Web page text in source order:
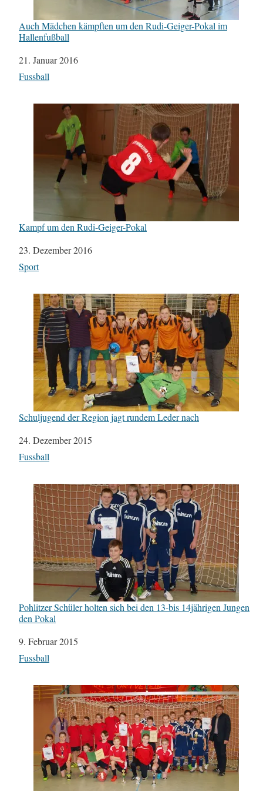
Auch Mädchen kämpften um den Rudi-Geiger-Pokal im
Hallenfußball
Datum
21. Januar 2016
In Bezug auf
Fussball
Kampf um den Rudi-Geiger-Pokal
Datum
23. Dezember 2016
In Bezug auf
Sport
Schuljugend der Region jagt rundem Leder nach
Datum
24. Dezember 2015
In Bezug auf
Fussball
Pohlitzer Schüler holten sich bei den 13-bis 14jährigen Jungen
den Pokal
Datum
9. Februar 2015
In Bezug auf
Fussball